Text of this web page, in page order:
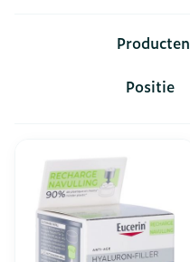
Producten
Sorteer op: